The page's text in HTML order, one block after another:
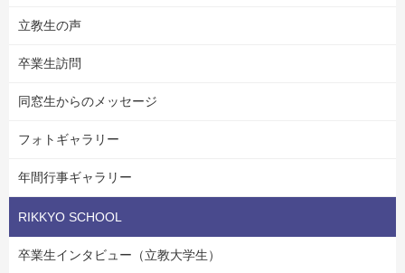
立教生の声
卒業生訪問
同窓生からのメッセージ
フォトギャラリー
年間行事ギャラリー
RIKKYO SCHOOL
卒業生インタビュー（立教大学生）